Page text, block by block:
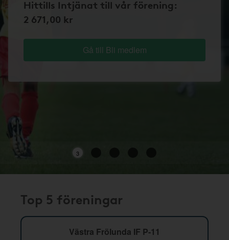
Hittills Intjänat till vår förening:
2 671,00 kr
Gå till Bli medlem
3
Top 5 föreningar
Västra Frölunda IF P-11